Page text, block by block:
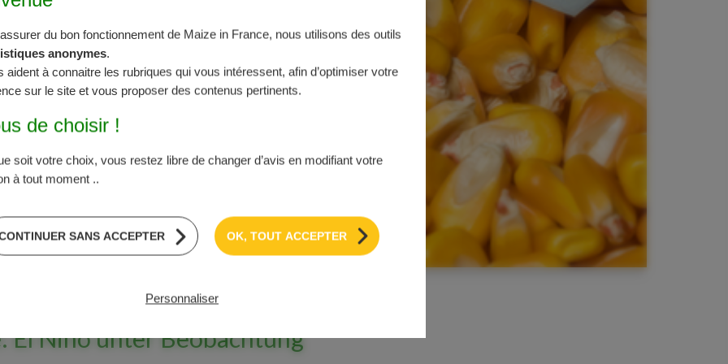
aufgrund zahlreicher
geringer ausfallen wird als erwartet und
werden.
wird zudem durch die Situation in der
im Juli letzten Jahres
Landwege und die Donauhäfen umgeleitet,
verbunden war. In diesem
Kommission ihre Haltung mit ihrer
die aktuellen Kontrollmaßnahmen in den
werden.
El Niño unter Beobachtung
du bon fonctionnement de Maize in France, nous utilisons des outils
anonymes
aident à connaitre les rubriques qui vous intéressent, afin d’optimiser votre
sur le site et vous proposer des contenus pertinents.
de choisir !
soit votre choix, vous restez libre de changer d’avis en modifiant votre
à tout moment ..
OK, TOUT ACCEPTER
SANS ACCEPTER
Personnaliser